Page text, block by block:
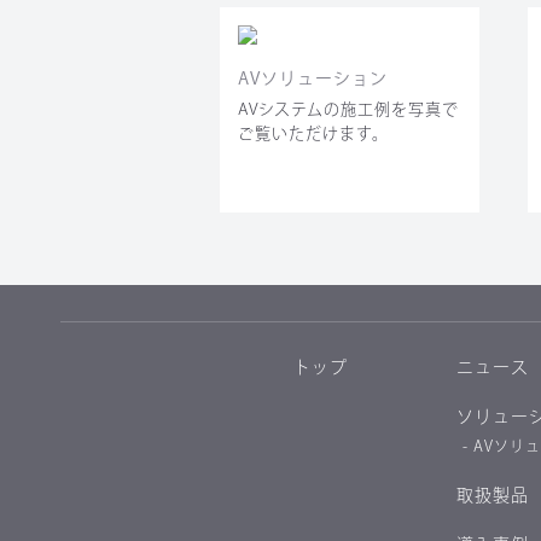
AVソリューション
AVシステムの施工例を写真で
ご覧いただけます。
トップ ニュース
ソリュー
- AVソリ
取扱製品